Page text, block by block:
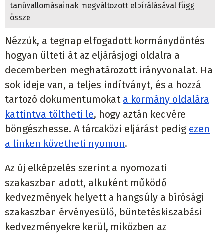
tanúvallomásainak megváltozott elbírálásával függ
össze
Nézzük, a tegnap elfogadott kormánydöntés
hogyan ülteti át az eljárásjogi oldalra a
decemberben meghatározott irányvonalat. Ha
sok ideje van, a teljes indítványt, és a hozzá
tartozó dokumentumokat a kormány oldalára
kattintva töltheti le, hogy aztán kedvére
böngészhesse. A tárcaközi eljárást pedig ezen
a linken követheti nyomon.
Az új elképzelés szerint a nyomozati
szakaszban adott, alkuként működő
kedvezmények helyett a hangsúly a bírósági
szakaszban érvényesülő, büntetéskiszabási
kedvezményekre kerül, miközben az